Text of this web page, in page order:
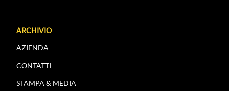
ARCHIVIO
AZIENDA
CONTATTI
STAMPA & MEDIA